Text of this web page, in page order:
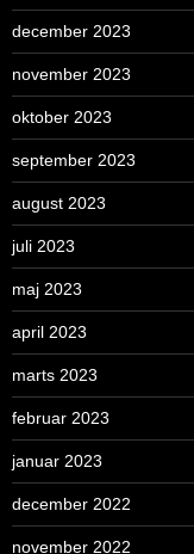
december 2023
november 2023
oktober 2023
september 2023
august 2023
juli 2023
maj 2023
april 2023
marts 2023
februar 2023
januar 2023
december 2022
november 2022